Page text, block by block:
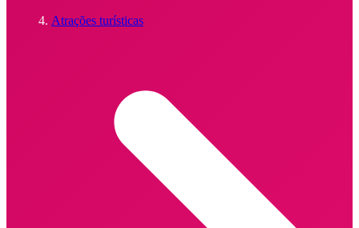
Atrações turísticas